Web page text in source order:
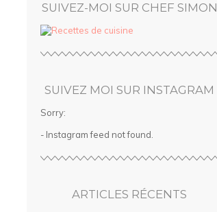
SUIVEZ-MOI SUR CHEF SIMON
SUIVEZ MOI SUR INSTAGRAM
Sorry:
- Instagram feed not found.
ARTICLES RÉCENTS